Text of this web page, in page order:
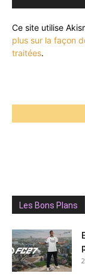
Ce site utilise
plus sur la façon
traitées.
Les Bons Plans